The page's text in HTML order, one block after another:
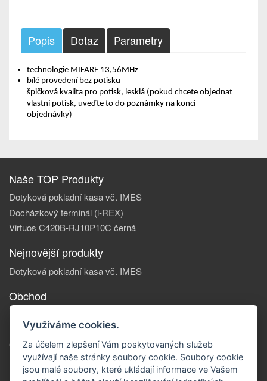
Popis Dotaz Parametry
technologie MIFARE 13,56MHz
bílé provedení bez potisku
špičková kvalita pro potisk, lesklá (pokud chcete objednat
vlastní potisk, uveďte to do poznámky na konci
objednávky)
Naše TOP Produkty
Dotyková pokladní kasa vč. IMES
Docházkový terminál (i-REX)
Virtuos C420B-RJ10P10C černá
Nejnovější produkty
Dotyková pokladní kasa vč. IMES
Obchod
Reklamace zboží
Obchodní podmínky
Doprava a platba
Kontakty
Využíváme cookies.
Za účelem zlepšení Vám poskytovaných služeb
využívají naše stránky soubory cookie. Soubory cookie
jsou malé soubory, které ukládají informace ve Vašem